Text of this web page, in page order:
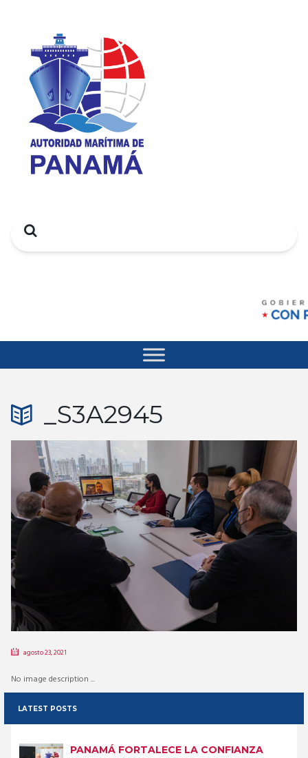
Search
_S3A2945
agosto 23, 2021
No image description ...
LATEST POSTS
PANAMÁ FORTALECE LA CONFIANZA